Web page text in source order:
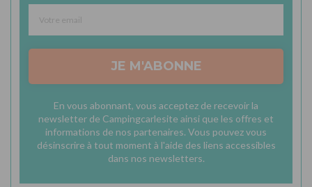
JE M'ABONNE
En vous abonnant, vous acceptez de recevoir la
newsletter de Campingcarlesite ainsi que les offres et
informations de nos partenaires. Vous pouvez vous
désinscrire à tout moment à l'aide des liens accessibles
dans nos newsletters.